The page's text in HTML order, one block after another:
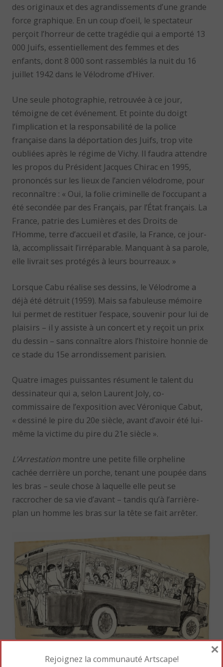
des originaux et des agrandissements d’une grande
force graphique. En un coup d’oeil, le spectateur
perçoit l’horreur de cette tragédie qui a emporté 13
000 Juifs, essentiellement des femmes et des
enfants, dont 8 000 sont rassemblés la nuit du 16
juillet 1942 dans le Vélodrome d’Hiver.
Une seule photographie, retrouvée à ce jour,
témoigne de cet événement. Et pointe du doigt
l’implication et la responsabilité de la police
française dans la déportation des Juifs, trop vite
oubliées après le régime de Vichy. Il faudra attendre
les propos du Président Jacques Chirac en 1995,
prononcés sur les lieux de l’ancien vélodrome, pour
reconnaître : « Oui, la folie criminelle de l’occupant a
été secondée par des Français, par l’État français. La
France, patrie des Lumières et des Droits de
l’Homme, terre d’accueil et d’asile, la France, ce jour-
là, accomplissait l’irréparable. Manquant à sa parole,
elle livrait ses protégés à leurs bourreaux. »
Lorsque Cabu réalise ses dessins, le Vélodrome a
déjà été détruit (1959). Mais sa fabuleuse mémoire
lui permet de restituer l’espace, souvenir pour lui de
plaisirs – il y assiste à un concert et y reçoit un prix
du dessin – sans connaître alors l’histoire honnie de
ce stade du 15e arrondissement parisien.
Quatre images puissantes résument le talent du
dessinateur qui a, selon Laurent Joly, co-
commissaire de l’exposition avec Véronique Cabut,
« dessiné le pire du 20e siècle, avant d’avoir été lui-
même la victime du pire du 21e siècle ».
L’Arrestation montre une petite fille orpheline
cachée derrière un porche, tenant une poupée dans
les bras – seule chose à laquelle elle peut se
raccrocher de sa vie d’avant – tandis qu’à l’arrière-
plan un homme les bras sur la tête se fait arrêter.
Rejoignez la communauté Artscape!
×